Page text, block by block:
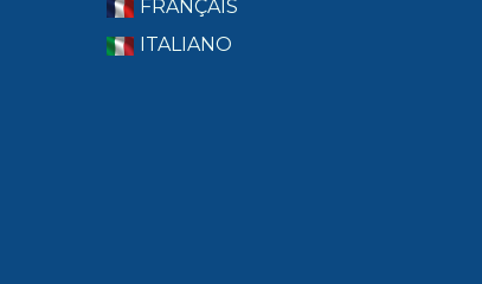
FRANÇAIS
ITALIANO